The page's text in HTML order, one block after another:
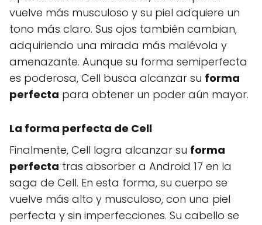
vuelve más musculoso y su piel adquiere un
tono más claro. Sus ojos también cambian,
adquiriendo una mirada más malévola y
amenazante. Aunque su forma semiperfecta
es poderosa, Cell busca alcanzar su forma
perfecta para obtener un poder aún mayor.
La forma perfecta de Cell
Finalmente, Cell logra alcanzar su forma
perfecta tras absorber a Android 17 en la
saga de Cell. En esta forma, su cuerpo se
vuelve más alto y musculoso, con una piel
perfecta y sin imperfecciones. Su cabello se